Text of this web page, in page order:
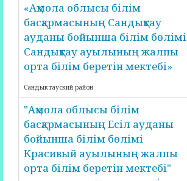
«Ақмола облысы білім
басқармасының Сандықтау
ауданы бойынша білім бөлімі
Сандықтау ауылының жалпы
орта білім беретін мектебі»
Сандыктауский район
"Ақмола облысы білім
басқармасының Есіл ауданы
бойынша білім бөлімі
Красивый ауылының жалпы
орта білім беретін мектебі"